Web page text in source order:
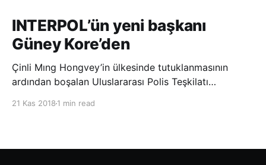
INTERPOL’ün yeni başkanı
Güney Kore’den
Çinli Mıng Hongvey’in ülkesinde tutuklanmasının
ardından boşalan Uluslararası Polis Teşkilatı
21 Kas 2018 1 min read